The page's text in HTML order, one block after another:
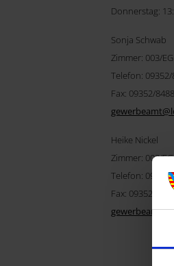
Donnerstag:
Sonja Schwab
Zimmer: 003/EG
Telefon:
Fax: 09352/
gewerbeamt@
Heike Nickel
Zimmer: 003/EG
Telefon: 09352/
Fax: 09352/848-